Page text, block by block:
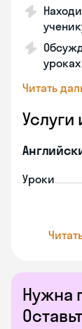
Нужна
уроках
Читать
Уроки